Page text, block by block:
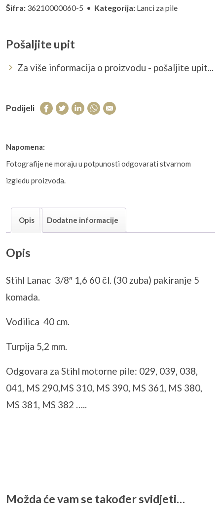
Šifra: 36210000060-5 • Kategorija: Lanci za pile
Pošaljite upit
Za više informacija o proizvodu - pošaljite upit...
Podijeli
Napomena:
Fotografije ne moraju u potpunosti odgovarati stvarnom
izgledu proizvoda.
Opis Dodatne informacije
Opis
Stihl Lanac 3/8″ 1,6 60 čl. (30 zuba) pakiranje 5
komada.
Vodilica 40 cm.
Turpija 5,2 mm.
Odgovara za Stihl motorne pile: 029, 039, 038,
041, MS 290,MS 310, MS 390, MS 361, MS 380,
MS 381, MS 382 …..
Možda će vam se također svidjeti…